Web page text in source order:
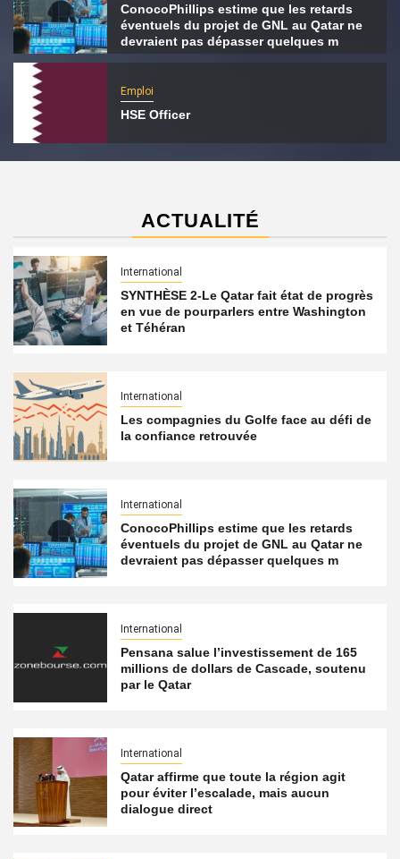
ConocoPhillips estime que les retards
éventuels du projet de GNL au Qatar ne
devraient pas dépasser quelques m
Emploi
HSE Officer
ACTUALITÉ
International
SYNTHÈSE 2-Le Qatar fait état de progrès
en vue de pourparlers entre Washington
et Téhéran
International
Les compagnies du Golfe face au défi de
la confiance retrouvée
International
ConocoPhillips estime que les retards
éventuels du projet de GNL au Qatar ne
devraient pas dépasser quelques m
International
Pensana salue l’investissement de 165
millions de dollars de Cascade, soutenu
par le Qatar
International
Qatar affirme que toute la région agit
pour éviter l’escalade, mais aucun
dialogue direct